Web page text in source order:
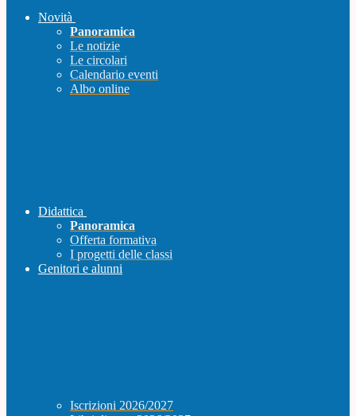
Novità
Panoramica
Le notizie
Le circolari
Calendario eventi
Albo online
Didattica
Panoramica
Offerta formativa
I progetti delle classi
Genitori e alunni
Iscrizioni 2026/2027